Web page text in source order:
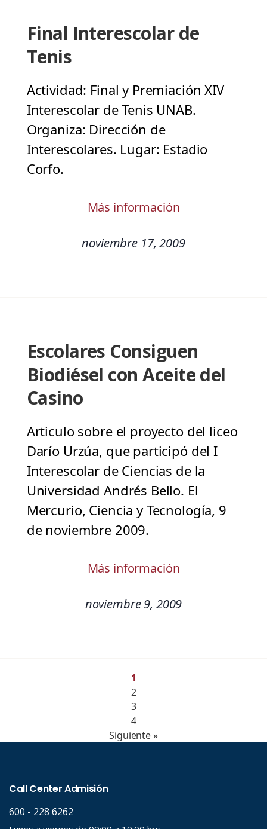
Final Interescolar de
Tenis
Actividad: Final y Premiación XIV
Interescolar de Tenis UNAB.
Organiza: Dirección de
Interescolares. Lugar: Estadio
Corfo.
Más información
noviembre 17, 2009
Escolares Consiguen
Biodiésel con Aceite del
Casino
Articulo sobre el proyecto del liceo
Darío Urzúa, que participó del I
Interescolar de Ciencias de la
Universidad Andrés Bello. El
Mercurio, Ciencia y Tecnología, 9
de noviembre 2009.
Más información
noviembre 9, 2009
1
2
3
4
Siguiente »